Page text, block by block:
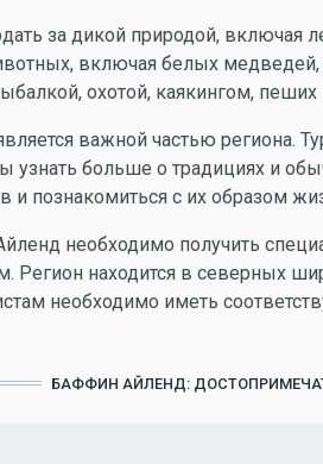
за дикой природой, включая
включая белых
охотой, каякингом, пеших
важной частью региона.
узнать больше о традициях и
и познакомиться с их образом
необходимо получить
Регион находится в северных
необходимо иметь
БАФФИН АЙЛЕНД: